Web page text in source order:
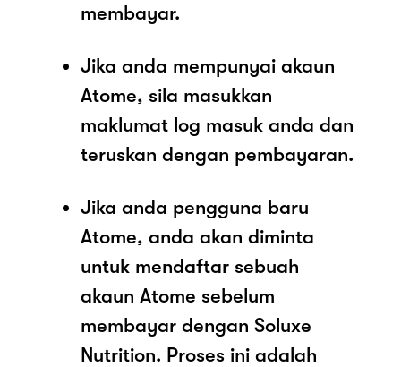
membayar.
Jika anda mempunyai akaun
Atome, sila masukkan
maklumat log masuk anda dan
teruskan dengan pembayaran.
Jika anda pengguna baru
Atome, anda akan diminta
untuk mendaftar sebuah
akaun Atome sebelum
membayar dengan Soluxe
Nutrition. Proses ini adalah